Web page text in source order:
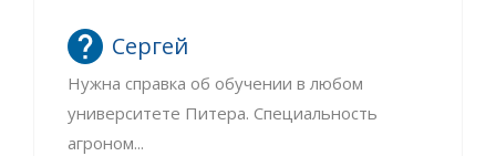
Сергей
Нужна справка об обучении в любом
университете Питера. Специальность
агроном...